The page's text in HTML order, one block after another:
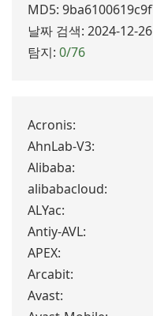
MD5:
날짜 검색: 2024-12-26
탐지: 0/76
Acronis:
AhnLab-V3:
Alibaba:
alibabacloud:
ALYac:
Antiy-AVL:
APEX:
Arcabit:
Avast: